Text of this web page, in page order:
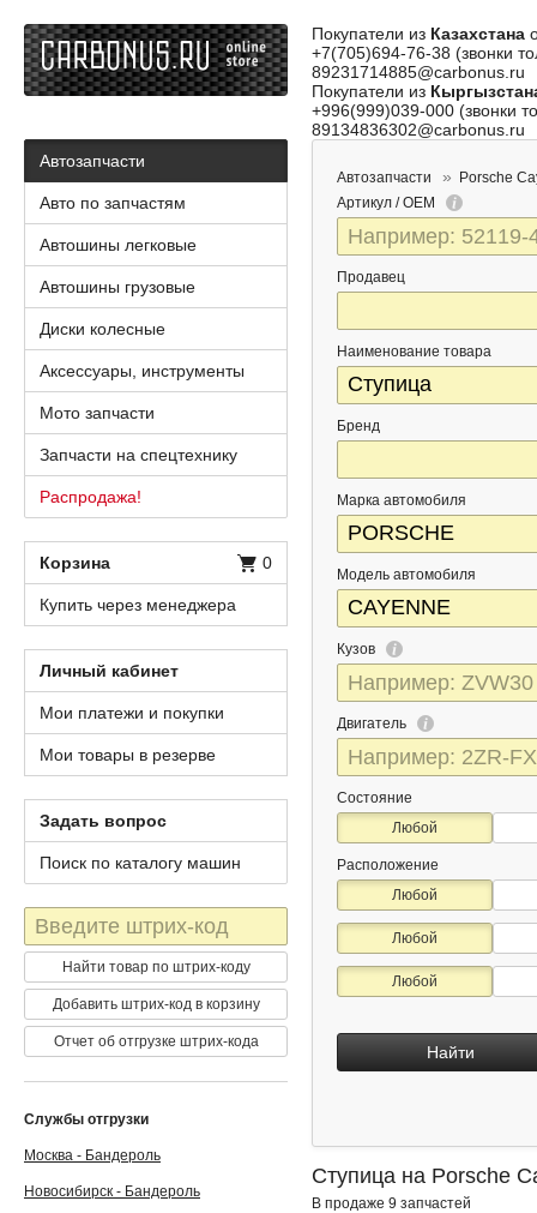
Покупатели из Казахстана
+7(705)694-76-38 (звонки
89231714885@carbonus.ru
Покупатели из
+996(999)039-000 (звонки
89134836302@carbonus.ru
Автозапчасти
Porsche
Артикул / OEM
Продавец
Наименование товара
Бренд
Марка автомобиля
Модель автомобиля
Кузов
Двигатель
Состояние
Любой
Расположение
Любой
Любой
Любой
Найти
Ступица на Porsche
В продаже 9 запчастей
Автозапчасти
Авто по запчастям
Автошины легковые
Автошины грузовые
Диски колесные
Аксессуары, инструменты
Мото запчасти
Запчасти на спецтехнику
Распродажа!
Корзина 0
Купить через менеджера
Личный кабинет
Мои платежи и покупки
Мои товары в резерве
Задать вопрос
Поиск по каталогу машин
Штрих-
код
Найти товар по штрих-коду
Добавить штрих-код в корзину
Отчет об отгрузке штрих-кода
Службы отгрузки
Москва - Бандероль
Новосибирск - Бандероль